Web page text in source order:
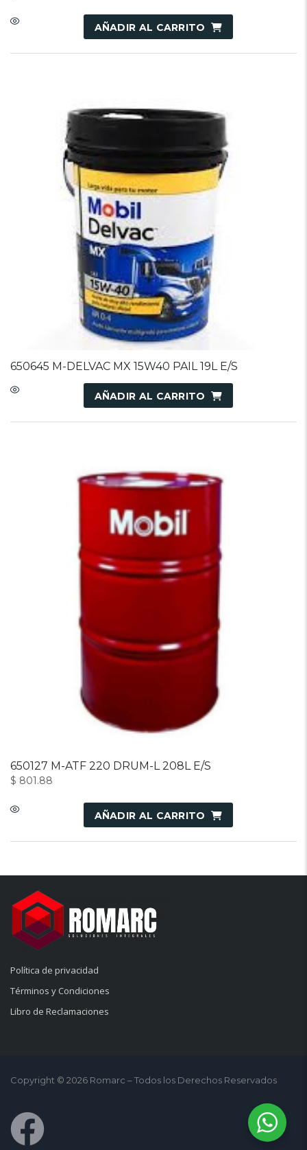
AÑADIR AL CARRITO
650645 M-DELVAC MX 15W40 PAIL 19L E/S
AÑADIR AL CARRITO
650127 M-ATF 220 DRUM-L 208L E/S
$ 801.88
AÑADIR AL CARRITO
Política de privacidad
Términos y Condiciones
Libro de Reclamaciones
Copyright © 2026 Romarc – Todos los Derechos Reservados